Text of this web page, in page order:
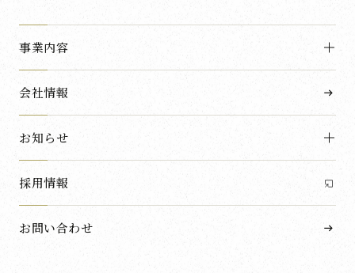
事業内容
会社情報
お知らせ
採用情報
お問い合わせ